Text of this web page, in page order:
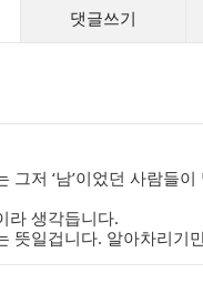
댓글쓰기
그저 ‘남’이었던 사람들이
라 생각듭니다.
뜻일겁니다. 알아차리기